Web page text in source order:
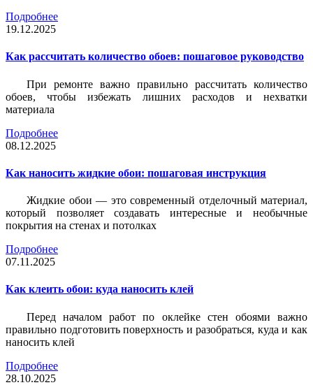
Подробнее
19.12.2025
Как рассчитать количество обоев: пошаговое руководство
При ремонте важно правильно рассчитать количество
обоев, чтобы избежать лишних расходов и нехватки
материала
Подробнее
08.12.2025
Как наносить жидкие обои: пошаговая инструкция
Жидкие обои — это современный отделочный материал,
который позволяет создавать интересные и необычные
покрытия на стенах и потолках
Подробнее
07.11.2025
Как клеить обои: куда наносить клей
Перед началом работ по оклейке стен обоями важно
правильно подготовить поверхность и разобраться, куда и как
наносить клей
Подробнее
28.10.2025